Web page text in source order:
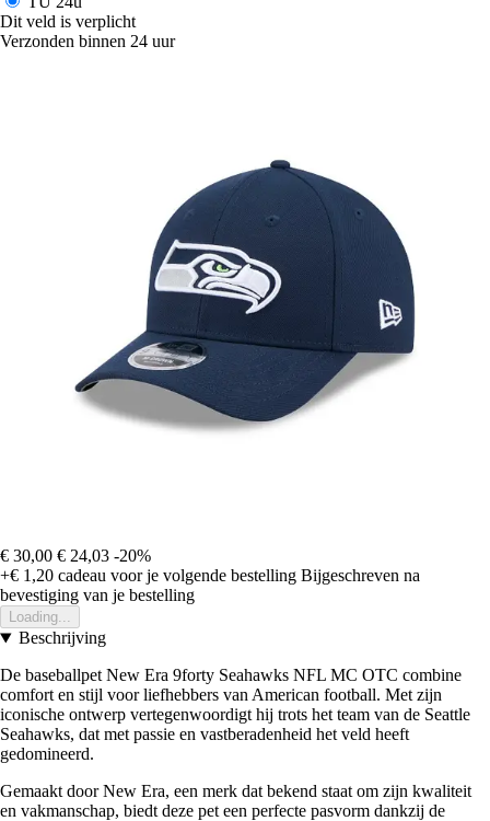
Dit veld is verplicht
Verzonden binnen 24 uur
€ 30,00 € 24,03 -20%
+€ 1,20 cadeau voor je volgende bestelling Bijgeschreven na
bevestiging van je bestelling
Loading...
Beschrijving
De baseballpet New Era 9forty Seahawks NFL MC OTC combine
comfort en stijl voor liefhebbers van American football. Met zijn
iconische ontwerp vertegenwoordigt hij trots het team van de Seattle
Seahawks, dat met passie en vastberadenheid het veld heeft
gedomineerd.
Gemaakt door New Era, een merk dat bekend staat om zijn kwaliteit
en vakmanschap, biedt deze pet een perfecte pasvorm dankzij de